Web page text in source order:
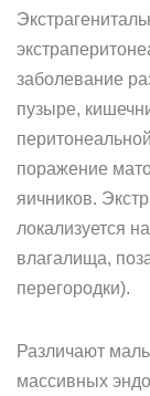
заболевание
пузыре,
поражение
яичников.
локализуется
влагалища,
перегородки).
Различают
массивных